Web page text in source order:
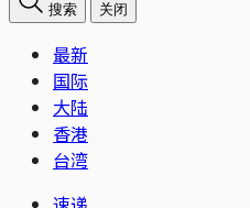
搜索 关闭
最新
国际
大陆
香港
台湾